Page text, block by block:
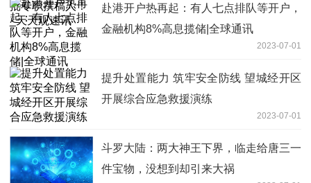
赴港开户热再起：有人七点排队等开户，
金融机构8%高息揽储|全球通讯
2023-07-01
提升处置能力 筑牢安全防线 望城经开区
开展综合应急救援演练
2023-07-01
斗罗大陆：两大神王下界，临走给唐三一
件宝物，没想到却引来大祸